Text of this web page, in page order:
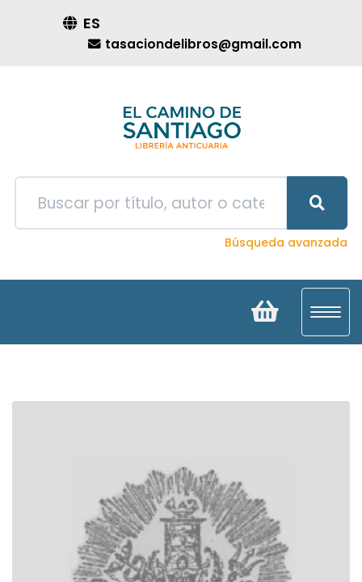
ES
tasaciondelibros@gmail.com
Búsqueda avanzada